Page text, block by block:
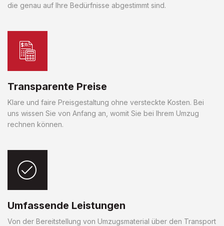
die genau auf Ihre Bedürfnisse abgestimmt sind.
Transparente Preise
Klare und faire Preisgestaltung ohne versteckte Kosten. Bei
uns wissen Sie von Anfang an, womit Sie bei Ihrem Umzug
rechnen können.
Umfassende Leistungen
Von der Bereitstellung von Umzugsmaterial über den Transport